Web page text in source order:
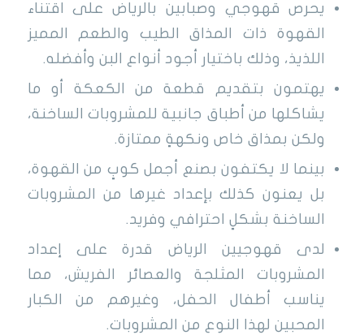
يحرص قهوجي وصبابين بالرياض على اقتناء
القهوة ذات المذاق الطيب والطعم المميز
اللذيذ، وذلك باختيار أجود أنواع البن وأفضله.
يهتمون بتقديم قطعة من الكعكة أو ما
يشاكلها من أطباق جانبية للمشروبات الساخنة،
ولكن بمذاق خاص ونكهةٍ ممتازة.
بينما لا يكتفون بصنع أجمل كوبٍ من القهوة،
بل يعنون كذلك بإعداد غيرها من المشروبات
الساخنة بشكلٍ احترافي وفريد.
لدى قهوجيين الرياض قدرة على إعداد
المشروبات المثلجة والعصائر الفريش، مما
يناسب أطفال الحفل، وغيرهم من الكبار
المحبين لهذا النوع من المشروبات.